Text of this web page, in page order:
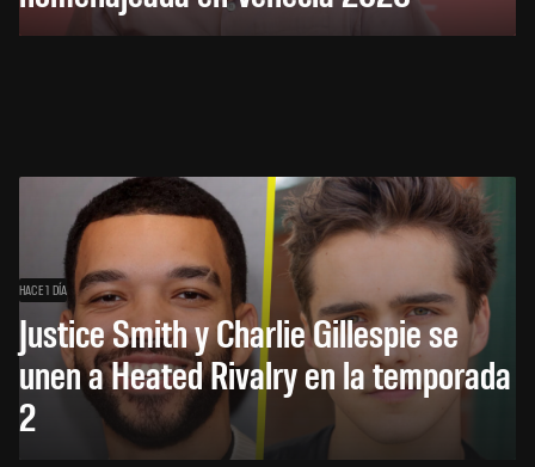
HACE 1 DÍA
Justice Smith y Charlie Gillespie se
unen a Heated Rivalry en la temporada
2